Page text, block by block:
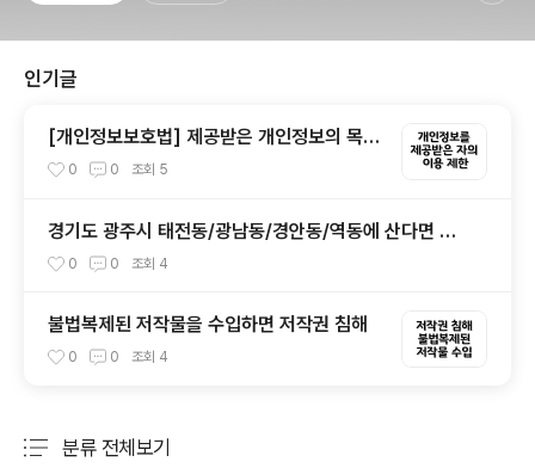
인기글
[개인정보보호법] 제공받은 개인정보의 목적
외의 이용 여부
0 0 조회 5
경기도 광주시 태전동/광남동/경안동/역동에 산다면 가
볼만한 맛집
0 0 조회 4
불법복제된 저작물을 수입하면 저작권 침해
0 0 조회 4
분류 전체보기